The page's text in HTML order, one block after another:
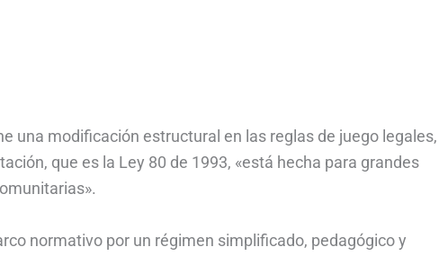
una modificación estructural en las reglas de juego legales,
que es la Ley 80 de 1993, «está hecha para grandes
normativo por un régimen simplificado, pedagógico y